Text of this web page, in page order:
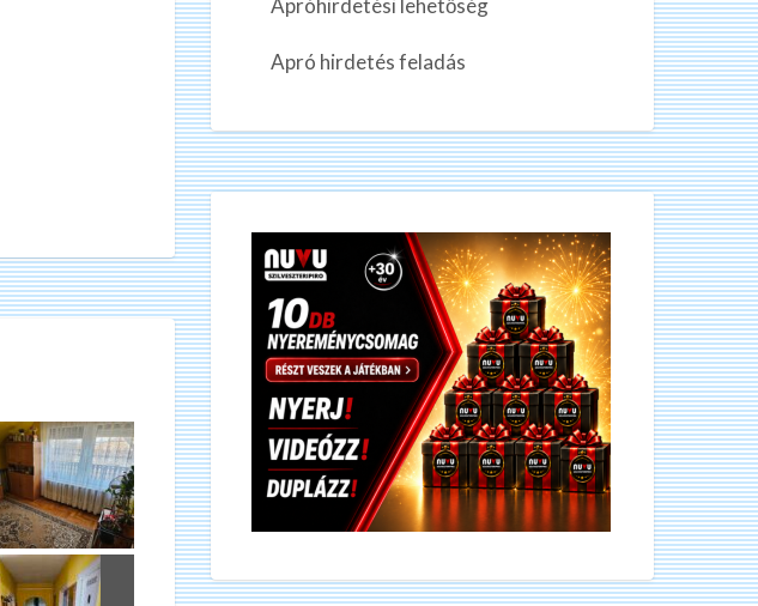
Apróhirdetési lehetőség
Apró hirdetés feladás